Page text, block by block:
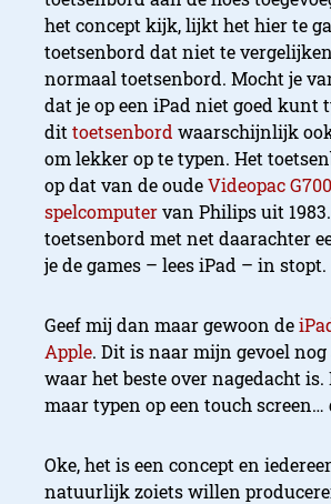
het concept kijk, lijkt het hier te
toetsenbord dat niet te
normaal toetsenbord. Mocht je
dat je op een iPad niet goed kunt
dit toetsenbord waarschijnlijk
om lekker op te typen. Het
op dat van de oudeVideopac
spelcomputervan Philips uit
toetsenbord met net daarachter
je de games – lees iPad – in stopt.
Geef mij dan maar gewoon de
Apple. Dit is naar mijn gevoel nog
waar het beste over nagedacht
maar typen op een touch
Oke, het is een concept en
natuurlijk zoiets willen